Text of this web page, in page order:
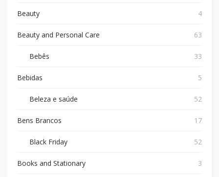
Beauty 4
Beauty and Personal Care 63
Bebês 33
Bebidas 5
Beleza e saúde 52
Bens Brancos 17
Black Friday 52
Books and Stationary 3